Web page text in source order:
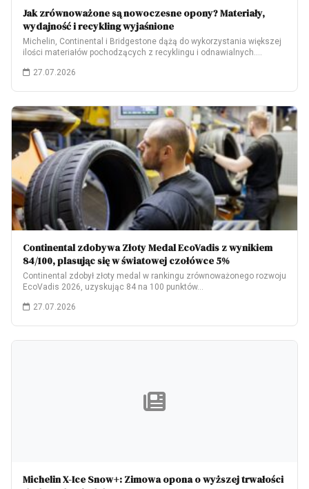
Jak zrównoważone są nowoczesne opony? Materiały,
wydajność i recykling wyjaśnione
Michelin, Continental i Bridgestone dążą do wykorzystania większej
ilości materiałów pochodzących z recyklingu i odnawialnych.…
27.07.2026
Continental zdobywa Złoty Medal EcoVadis z wynikiem
84/100, plasując się w światowej czołówce 5%
Continental zdobył złoty medal w rankingu zrównoważonego rozwoju
EcoVadis 2026, uzyskując 84 na 100 punktów…
27.07.2026
Michelin X-Ice Snow+: Zimowa opona o wyższej trwałości